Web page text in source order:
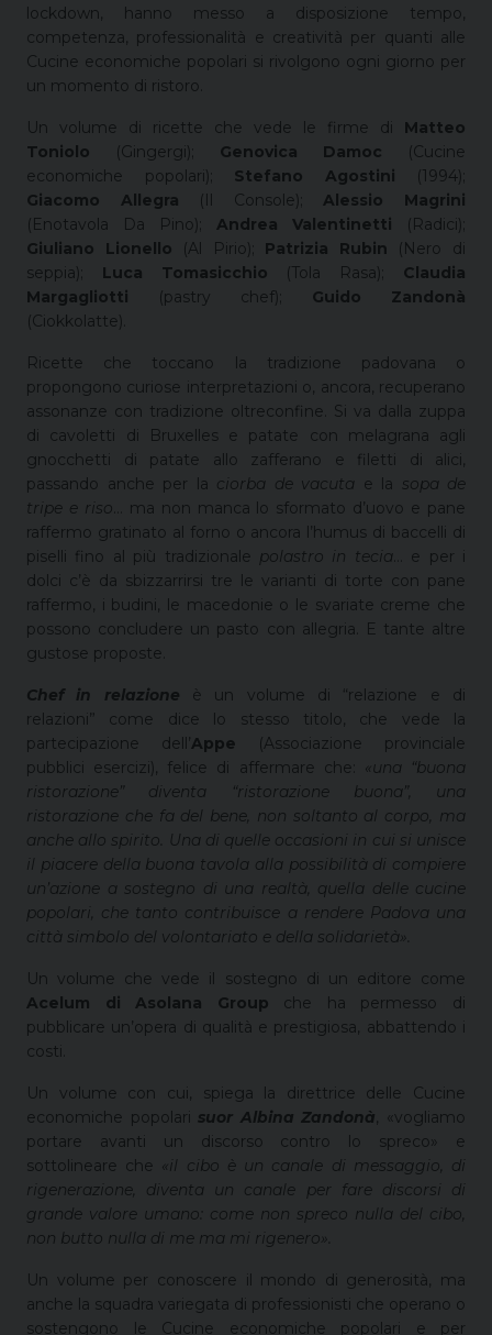
lockdown, hanno messo a disposizione tempo,
competenza, professionalità e creatività per quanti alle
Cucine economiche popolari si rivolgono ogni giorno per
un momento di ristoro.
Un volume di ricette che vede le firme di Matteo
Toniolo (Gingergi); Genovica Damoc (Cucine
economiche popolari); Stefano Agostini (1994);
Giacomo Allegra (Il Console);Alessio Magrini
(Enotavola Da Pino); Andrea Valentinetti
(Radici);
Giuliano Lionello (Al Pirio); Patrizia Rubin (Nero di
seppia); Luca Tomasicchio (Tola Rasa); Claudia
Margagliotti
(pastry chef); Guido Zandonà
(Ciokkolatte).
Ricette che toccano la tradizione padovana o
propongono curiose interpretazioni o, ancora, recuperano
assonanze con tradizione oltreconfine. Si va dalla zuppa
di cavoletti di Bruxelles e patate con melagrana agli
gnocchetti di patate allo zafferano e filetti di alici,
passando anche per la ciorba de vacuta e la sopa de
tripe e riso … ma non manca lo sformato d’uovo e pane
raffermo gratinato al forno o ancora l’humus di baccelli di
piselli fino al più tradizionale polastro in tecia … e per i
dolci c’è da sbizzarrirsi tre le varianti di torte con pane
raffermo, i budini, le macedonie o le svariate creme che
possono concludere un pasto con allegria. E tante altre
gustose proposte.
Chef in relazione è un volume di “relazione e di
relazioni” come dice lo stesso titolo, che vede la
partecipazione dell’ Appe (Associazione provinciale
pubblici esercizi), felice di affermare che: «una “buona
ristorazione” diventa “ristorazione buona”, una
ristorazione che fa del bene, non soltanto al corpo, ma
anche allo spirito. Una di quelle occasioni in cui si unisce
il piacere della buona tavola alla possibilità di compiere
un’azione a sostegno di una realtà, quella delle cucine
popolari, che tanto contribuisce a rendere Padova una
città simbolo del volontariato e della solidarietà».
Un volume che vede il sostegno di un editore come
Acelum di Asolana Group che ha permesso di
pubblicare un’opera di qualità e prestigiosa, abbattendo i
costi.
Un volume con cui, spiega la direttrice delle Cucine
economiche popolarisuor Albina Zandonà, «vogliamo
portare avanti un discorso contro lo spreco» e
sottolineare che «il cibo è un canale di messaggio, di
rigenerazione, diventa un canale per fare discorsi di
grande valore umano: come non spreco nulla del cibo,
non butto nulla di me ma mi rigenero».
Un volume per conoscere il mondo di generosità, ma
anche la squadra variegata di professionisti che operano o
sostengono le Cucine economiche popolari e per